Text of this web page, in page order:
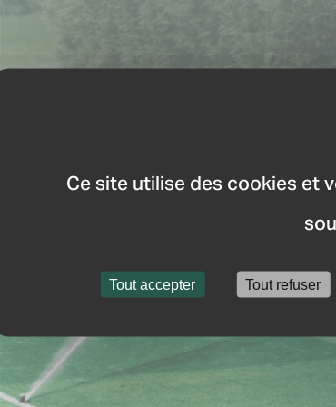
Ce site utilise des cookies et
Tout accepter Tout refuser